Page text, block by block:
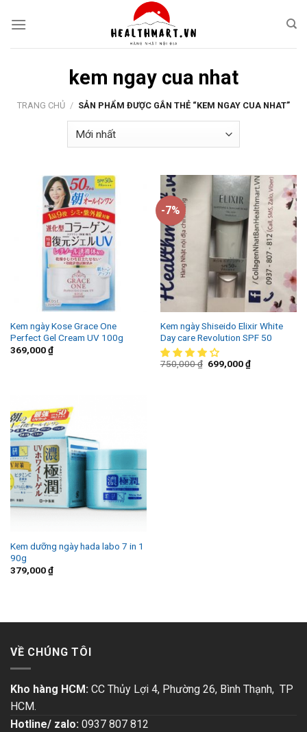
kem ngay cua nhat
TRANG CHỦ / SẢN PHẨM ĐƯỢC GẮN THẺ “KEM NGAY CUA NHAT”
Kem ngày Kose Grace One
Perfect Gel Cream UV 100g
369,000₫
-7%
Kem ngày Shiseido Elixir White
Day care Revolution SPF 50
750,000₫ 699,000₫
Kem dưỡng ngày hada labo 7 in 1
90g
379,000₫
VỀ CHÚNG TÔI
Kho hàng HCM: CC Thủy Lợi 4, Phường 26, Bình Thạnh, TP
HCM.
Hotline/ zalo: 0937 807 812